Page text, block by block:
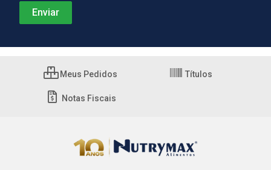
Meus Pedidos Títulos
Notas Fiscais